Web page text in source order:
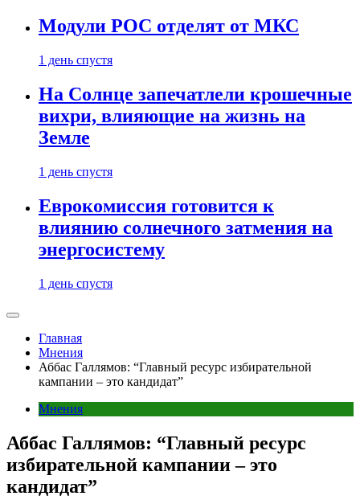
Модули РОС отделят от МКС
1 день спустя
На Солнце запечатлели крошечные
вихри, влияющие на жизнь на
Земле
1 день спустя
Еврокомиссия готовится к
влиянию солнечного затмения на
энергосистему
1 день спустя
Главная
Мнения
Аббас Галлямов: “Главный ресурс избирательной
кампании – это кандидат”
Мнения
Аббас Галлямов: “Главный ресурс
избирательной кампании – это
кандидат”